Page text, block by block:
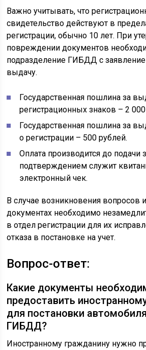
Важно учитывать, что
свидетельство действуют в
регистрации, обычно 10 лет. При
повреждении документов
подразделение ГИБДД с
выдачу.
Государственная пошлина за
регистрационных знаков – 2
Государственная пошлина за
о регистрации – 500 рублей.
Оплата производится до подачи
подтверждением служит
электронный чек.
В случае возникновения вопросов
документах необходимо
в отдел регистрации для их
отказа в постановке на учет.
Вопрос-ответ:
Какие документы
предоставить
для постановки
ГИБДД?
Иностранному гражданину нужно